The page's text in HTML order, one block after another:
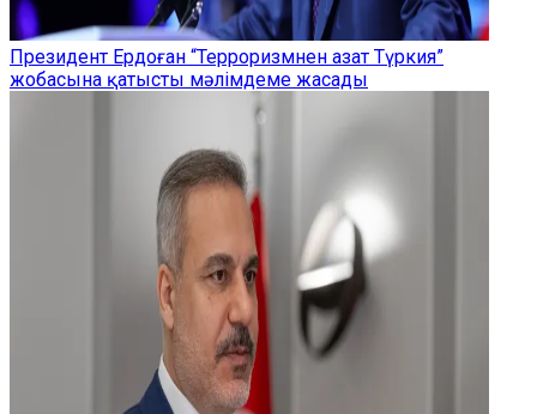
Президент Ердоған “Терроризмнен азат Түркия”
жобасына қатысты мәлімдеме жасады